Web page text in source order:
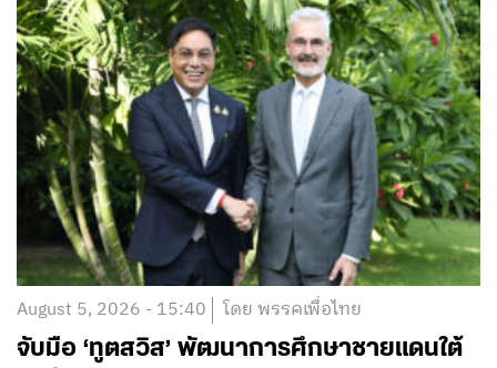
August 5, 2026 - 15:40 โดย พรรคเพื่อไทย
จับมือ ‘ทูตสวิส’ พัฒนาการศึกษาชายแดนใต้